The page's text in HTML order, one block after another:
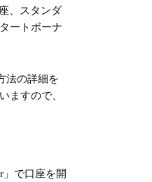
、スタンダ
ートボーナ
法の詳細を
ますので、
」で口座を開